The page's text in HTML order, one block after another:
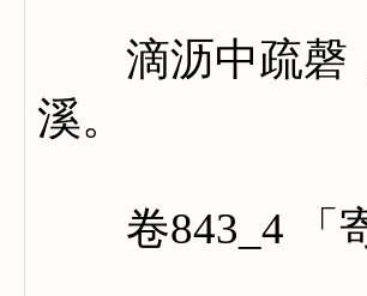
滴沥中疏磬，
溪。
卷843_4 「